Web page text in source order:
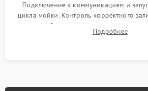
Подключение к коммуникациям и
цикла мойки. Контроль корректного
до нужной температуры, отсутствия
штатного слива и абсолютной
Подробнее